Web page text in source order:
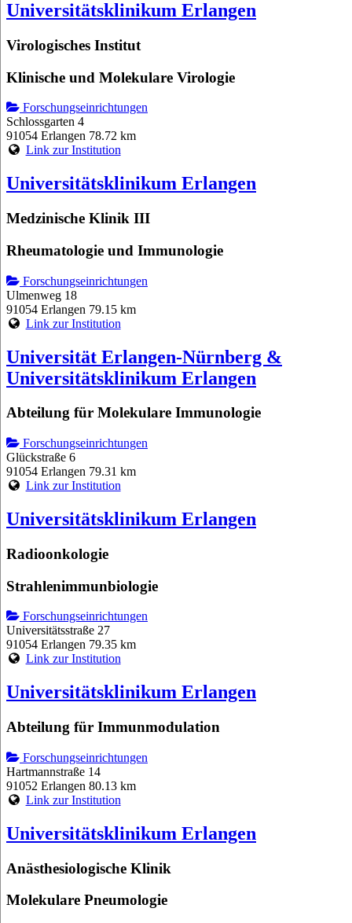
Universitätsklinikum Erlangen
Virologisches Institut
Klinische und Molekulare Virologie
Forschungseinrichtungen
Schlossgarten 4
91054 Erlangen 78.72 km
Link zur Institution
Universitätsklinikum Erlangen
Medzinische Klinik III
Rheumatologie und Immunologie
Forschungseinrichtungen
Ulmenweg 18
91054 Erlangen 79.15 km
Link zur Institution
Universität Erlangen-Nürnberg &
Universitätsklinikum Erlangen
Abteilung für Molekulare Immunologie
Forschungseinrichtungen
Glückstraße 6
91054 Erlangen 79.31 km
Link zur Institution
Universitätsklinikum Erlangen
Radioonkologie
Strahlenimmunbiologie
Forschungseinrichtungen
Universitätsstraße 27
91054 Erlangen 79.35 km
Link zur Institution
Universitätsklinikum Erlangen
Abteilung für Immunmodulation
Forschungseinrichtungen
Hartmannstraße 14
91052 Erlangen 80.13 km
Link zur Institution
Universitätsklinikum Erlangen
Anästhesiologische Klinik
Molekulare Pneumologie